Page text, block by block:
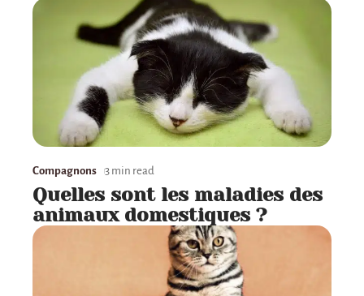
Compagnons 3 min read
Quelles sont les maladies des
animaux domestiques ?